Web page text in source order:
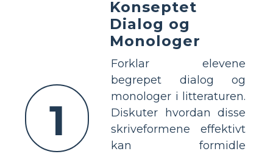
1
Konseptet
Dialog og
Monologer
Forklar elevene
begrepet dialog og
monologer i litteraturen.
Diskuter hvordan disse
skriveformene effektivt
kan formidle